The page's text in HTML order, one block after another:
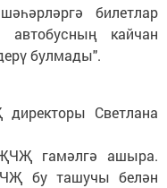
билетлар
кайчан
булмады".
Светлана
гамәлгә ашыра.
бу ташучы белән